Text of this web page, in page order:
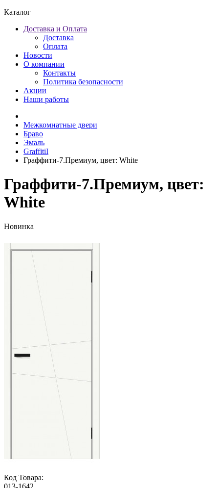
Каталог
Доставка и Оплата
Доставка
Оплата
Новости
О компании
Контакты
Политика безопасности
Акции
Наши работы
Межкомнатные двери
Браво
Эмаль
GraffitiI
Граффити-7.Премиум, цвет: White
Граффити-7.Премиум, цвет:
White
Новинка
Код Товара:
013-1642